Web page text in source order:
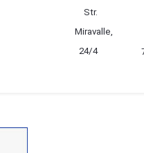
Str.
Miravalle,
24/4